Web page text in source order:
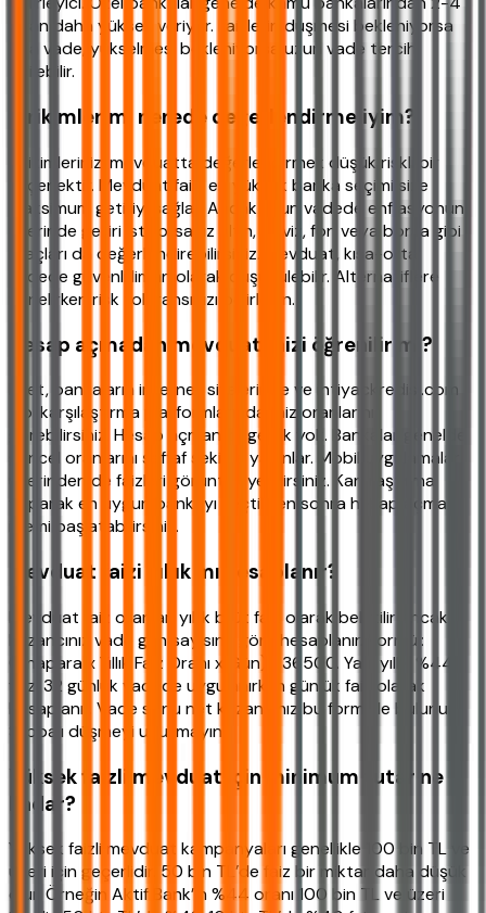
puan daha yüksek veriyor. Faizlerin düşmesi bekleniyorsa
kısa vade, yükselmesi bekleniyorsa uzun vade tercih
edilebilir.
Birikimlerimi nerede değerlendirmeliyim?
Birikimlerinizi mevduatta değerlendirmek düşük riskli bir
seçenektir. Mevduat faizi en yüksek banka seçimi size
maksimum getiriyi sağlar. Ancak uzun vadede enflasyonun
üzerinde getiri istiyorsanız altın, döviz, fon veya borsa gibi
araçları da değerlendirebilirsiniz. Mevduat, kısa-orta
vadede güvenli liman olarak düşünülebilir. Alternatiflere
yönelirken risk toleransınızı belirleyin.
Hesap açmadan mevduat faizi öğrenilir mi?
Evet, bankaların internet sitelerinde ve ihtiyackredisi.com
gibi karşılaştırma platformlarında faiz oranlarını
görebilirsiniz. Hesap açmanıza gerek yok. Bankalar genelde
güncel oranlarını şeffaf şekilde yayınlar. Mobil uygulamalar
üzerinden de faizleri görüntüleyebilirsiniz. Karşılaştırma
yaparak en uygun bankayı seçtikten sonra hesap açma
işlemi başlatabilirsiniz.
Mevduat faizi yıllık mı hesaplanır?
Mevduat faiz oranları yıllık brüt faiz olarak belirtilir ancak
kazancınız vade gün sayısına göre hesaplanır. Formül:
(Anapara x Yıllık Faiz Oranı x Gün) / 36500. Yani yıllık %44
faiz, 32 günlük vadede uygulanırken günlük faiz olarak
hesaplanır. Vade sonu net kazancınız bu formülle bulunur.
Stopajı düşmeyi unutmayın.
Yüksek faizli mevduat için minimum tutar ne
kadar?
Yüksek faizli mevduat kampanyaları genellikle 100 bin TL ve
üzeri için geçerlidir. 50 bin TL’de faiz bir miktar daha düşük
olur. Örneğin Aktif Bank’ın %44 oranı 100 bin TL ve üzeri